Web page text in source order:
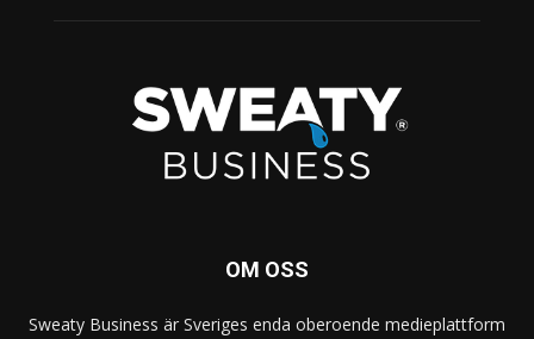
OM OSS
Sweaty Business är Sveriges enda oberoende medieplattform